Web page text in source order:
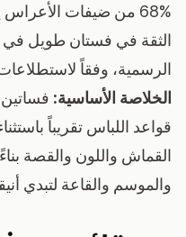
68% من ضيفات
الثقة في فستان طويل في
الرسمية، وفقاً
الخلاصة الأساسية:
قواعد اللباس تقريباً
القماش واللون والقصة
والموسم والقاعة لتبدي